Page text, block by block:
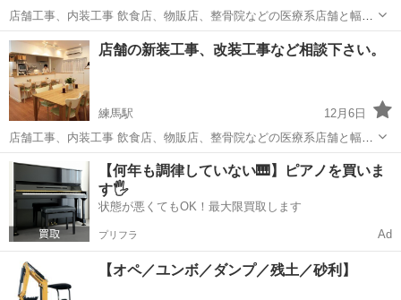
店舗工事、内装工事 飲食店、物販店、整骨院などの医療系店舗と幅広
く対応可能です。 壁クロスの貼替や家具の補修などから、看板の制作
取付、新店舗のデザイン、設計施工まで。 施工は当方にて分離発注で
行いますので価格に...
東京 練馬区 その他 ホームページ
店舗の新装工事、改装工事など相談下さい。
練馬駅
12月6日
店舗工事、内装工事 飲食店、物販店、整骨院などの医療系店舗と幅広
く対応可能です。 壁クロスの貼替や塗装作業、家具の補修などから、
看板の制作取付、新店舗のデザイン、設計施工まで。 施工は当方にて
分離発注で行います...
東京 練馬区 練馬駅 その他 無料
【何年も調律していない🎹】ピアノを買いま
す🖐️
状態が悪くてもOK！最大限買取します
プリフラ Ad
【オペ／ユンボ／ダンプ／残土／砂利】